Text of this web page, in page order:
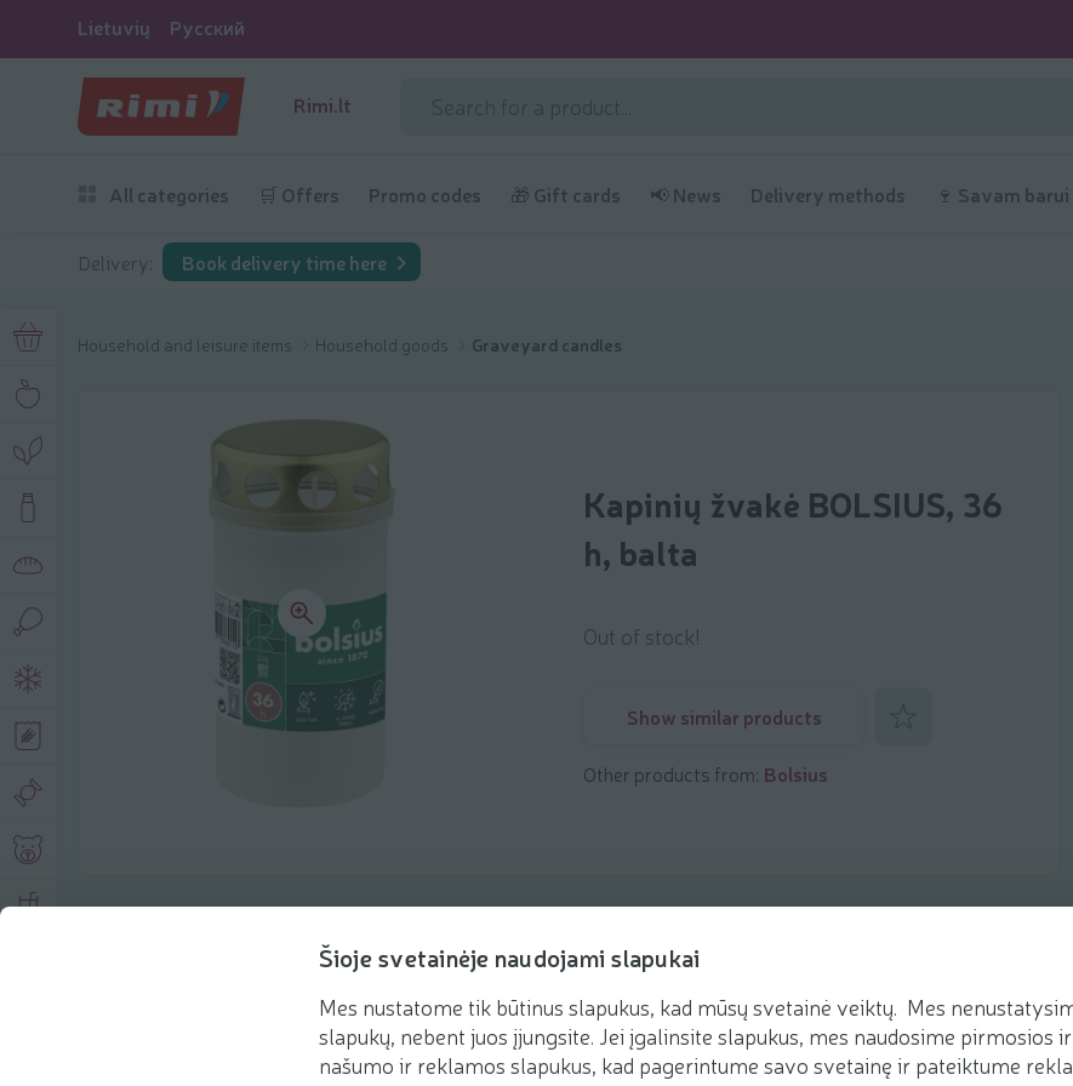
Šioje svetainėje naudojami slapukai
Mes nustatome tik būtinus slapukus, kad mūsų svetainė veiktų. Mes
slapukų, nebent juos įjungsite. Jei įgalinsite slapukus, mes naudosime pirmosios
našumo ir reklamos slapukus, kad pagerintume savo svetainę ir pateiktume
Lietuvių Русский
Rimi.lt
All categories 🛒 Offers Promo codes 🎁 Gift cards 📢 News Delivery methods 🍷 Savam barui
Delivery: Book delivery time here
Household and leisure items Household goods Graveyard candles
Kapinių žvakė BOLSIUS, 36
h, balta
Out of stock!
Show similar products
Other products from: Bolsius
Product description
Recommendations